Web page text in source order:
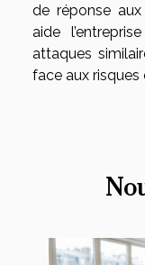
de réponse aux
aide
attaques
face aux risques